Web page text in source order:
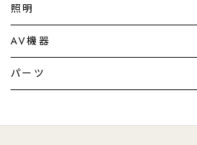
加湿器・空気清浄機
暖房機
調理家電
照明
シーリングライト
AV機器
テレビ
パーツ